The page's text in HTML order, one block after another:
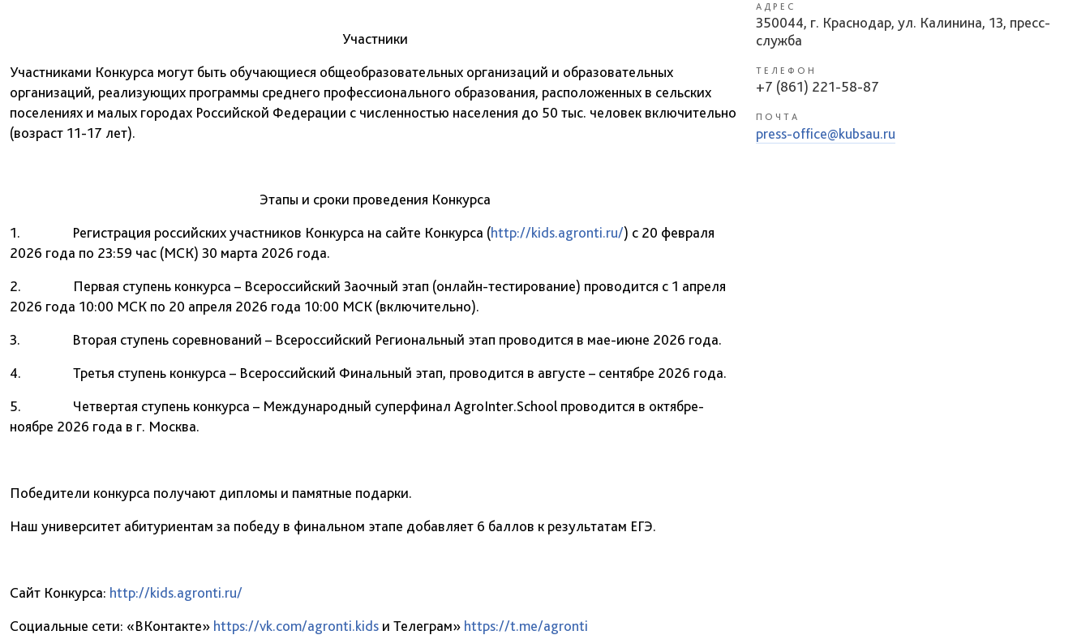
Участники
Участниками Конкурса могут быть обучающиеся общеобразовательных организаций и образовательных
организаций, реализующих программы среднего профессионального образования, расположенных в сельских
поселениях и малых городах Российской Федерации с численностью населения до 50 тыс. человек включительно
(возраст 11-17 лет).
Этапы и сроки проведения Конкурса
1. Регистрация российских участников Конкурса на сайте Конкурса (http://kids.agronti.ru/) с 20 февраля
2026 года по 23:59 час (МСК) 30 марта 2026 года.
2. Первая ступень конкурса – Всероссийский Заочный этап (онлайн-тестирование) проводится с 1 апреля
2026 года 10:00 МСК по 20 апреля 2026 года 10:00 МСК (включительно).
3. Вторая ступень соревнований – Всероссийский Региональный этап проводится в мае-июне 2026 года.
4. Третья ступень конкурса – Всероссийский Финальный этап, проводится в августе – сентябре 2026 года.
5. Четвертая ступень конкурса – Международный суперфинал AgroInter.School проводится в октябре-
ноябре 2026 года в г. Москва.
Победители конкурса получают дипломы и памятные подарки.
Наш университет абитуриентам за победу в финальном этапе добавляет 6 баллов к результатам ЕГЭ.
Сайт Конкурса: http://kids.agronti.ru/
Социальные сети: «ВКонтакте» https://vk.com/agronti.kids и Телеграм» https://t.me/agronti
АДРЕС
350044, г. Краснодар, ул. Калинина, 13, пресс-
служба
ТЕЛЕФОН
+7 (861) 221-58-87
ПОЧТА
press-office@kubsau.ru